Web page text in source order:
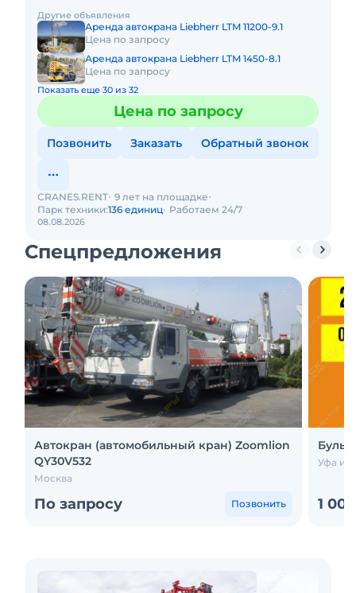
м и удлин
Другие объявления
Аренда автокрана Liebherr LTM 11200-9.1
Цена по запросу
Аренда автокрана Liebherr LTM 1450-8.1
Цена по запросу
Показать еще 30 из 32
Цена по запросу
Позвонить Заказать Обратный звонок
08.08.2026
CRANES.RENT 9 лет на площадке
Парк техники:136 единиц Работаем 24/7
Спецпредложения
Автокран (автомобильный кран) Zoomlion
QY30V532
Москва
По запросу Позвонить
Уфа и
1